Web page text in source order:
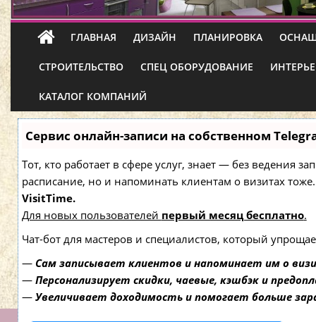
ГЛАВНАЯ ДИЗАЙН ПЛАНИРОВКА
СТРОИТЕЛЬСТВО СПЕЦ ОБОРУДОВАНИЕ
КАТАЛОГ КОМПАНИЙ
Сервис онлайн-записи на собственном
Тот, кто работает в сфере услуг, знает — без ведения
расписание, но и напоминать клиентам о визитах
VisitTime.
Для новых пользователей первый месяц бесплатно.
Чат-бот для мастеров и специалистов, который
— Сам записывает клиентов и напоминает им о
— Персонализирует скидки, чаевые, кэшбэк и
— Увеличивает доходимость и помогает больше